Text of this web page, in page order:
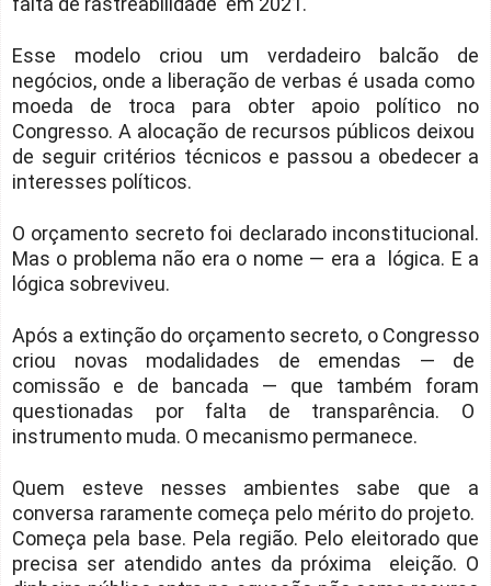
Esse modelo criou um verdadeiro balcão de
negócios, onde a liberação de verbas é usada como
moeda de troca para obter apoio político no
Congresso. A alocação de recursos públicos deixou
de seguir critérios técnicos e passou a obedecer a
interesses políticos.
O orçamento secreto foi declarado inconstitucional.
Mas o problema não era o nome — era a lógica. E a
lógica sobreviveu.
Após a extinção do orçamento secreto, o Congresso
criou novas modalidades de emendas — de
comissão e de bancada — que também foram
questionadas por falta de transparência. O
instrumento muda. O mecanismo permanece.
Quem esteve nesses ambientes sabe que a
conversa raramente começa pelo mérito do projeto.
Começa pela base. Pela região. Pelo eleitorado que
precisa ser atendido antes da próxima eleição. O